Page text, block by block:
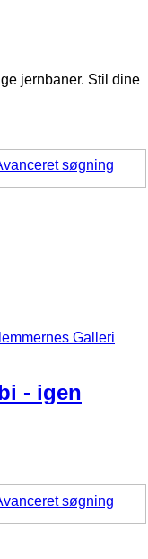
jernbaner. Stil dine
søgning
Galleri
- igen
søgning